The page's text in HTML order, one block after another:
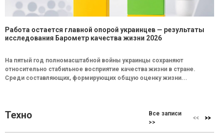
Работа остается главной опорой украинцев — результаты
исследования Барометр качества жизни 2026
На пятый год полномасштабной войны украинцы сохраняют
относительно стабильное восприятие качества жизни в стране.
Среди составляющих, формирующих общую оценку жизни...
Техно
Все записи
>>